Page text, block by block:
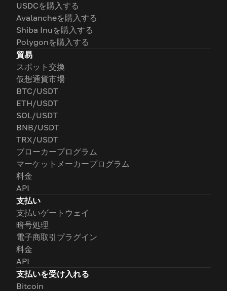
USDCを購入する
Avalancheを購入する
Shiba Inuを購入する
Polygonを購入する
貿易
スポット交換
仮想通貨市場
BTC/USDT
ETH/USDT
SOL/USDT
BNB/USDT
TRX/USDT
ブローカープログラム
マーケットメーカープログラム
料金
API
支払い
支払いゲートウェイ
暗号処理
電子商取引プラグイン
料金
API
支払いを受け入れる
Bitcoin